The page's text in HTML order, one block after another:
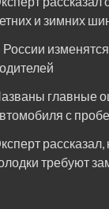
и зимних
России
главные
с
требуют